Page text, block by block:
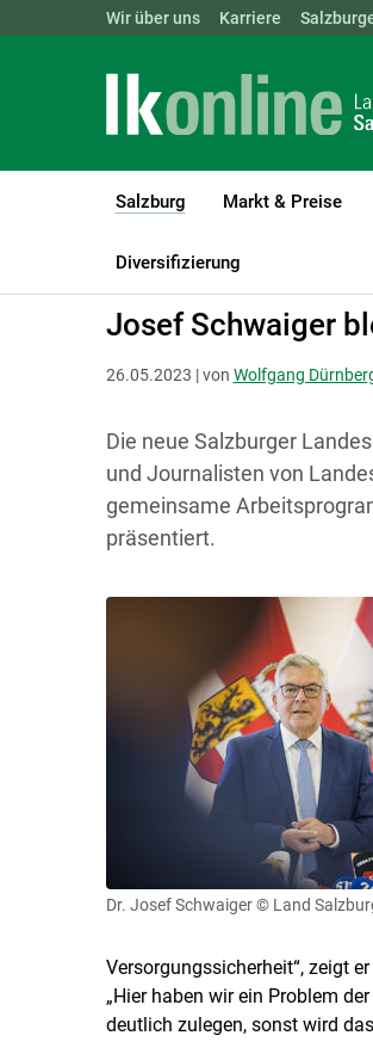
Landwirtschaftskammern:
Wir über uns Karriere
Salzburg
(current)1
Markt & Preise
Diversifizierung
LK Salzburg Salzburg
Josef Schwaiger
26.05.2023 | von Wolfgang
Die neue Salzburger
und Journalisten von
gemeinsame
präsentiert.
Dr. Josef Schwaiger © Land
Versorgungssicherheit“, zeigt
„Hier haben wir ein Problem
deutlich zulegen, sonst wird